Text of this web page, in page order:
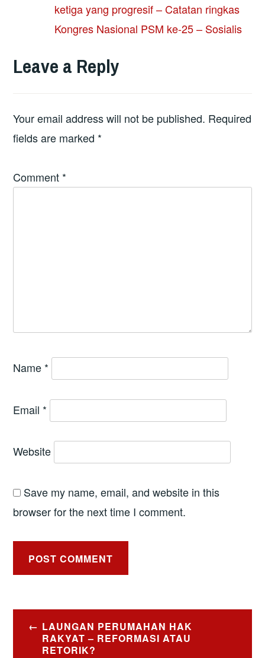
ketiga yang progresif – Catatan ringkas
Kongres Nasional PSM ke-25 – Sosialis
Leave a Reply
Your email address will not be published. Required
fields are marked *
Comment *
Name *
Email *
Website
Save my name, email, and website in this
browser for the next time I comment.
Post
navigation
LAUNGAN PERUMAHAN HAK
RAKYAT – REFORMASI ATAU
RETORIK?